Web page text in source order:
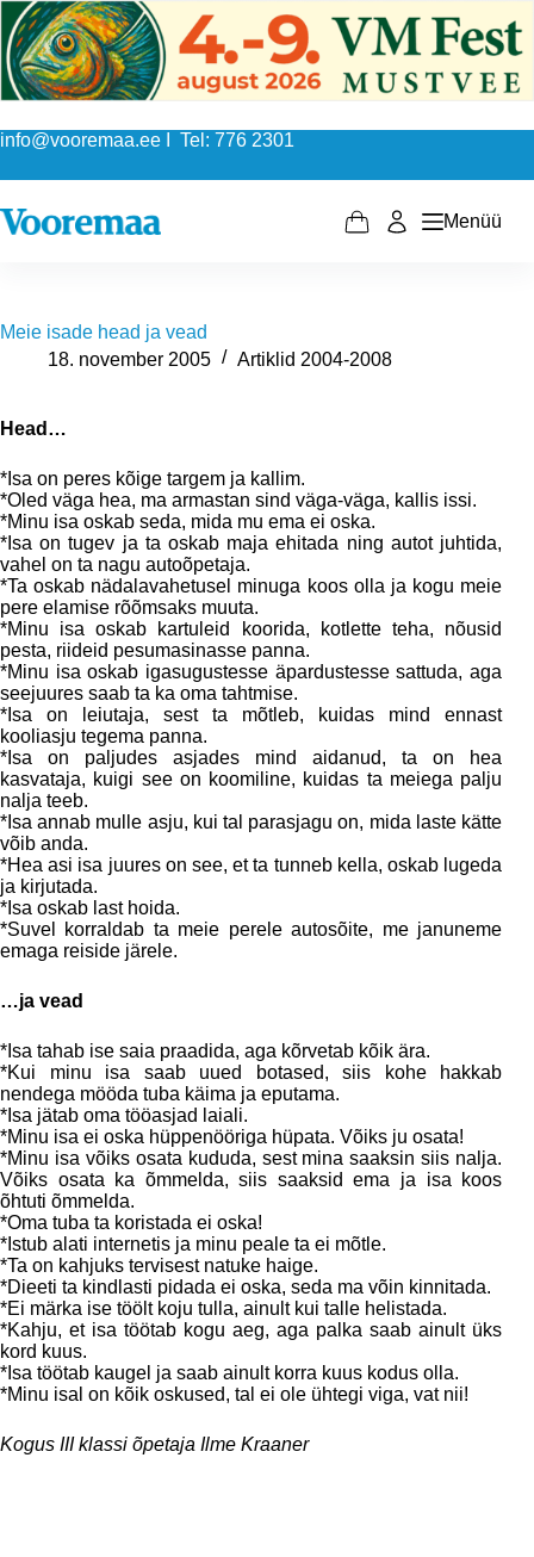
Skip
to
content
info@vooremaa.ee I Tel: 776 2301
Shopping
Menüü
Meie isade head ja vead
18. november 2005
Artiklid 2004-2008
Head…
*Isa on peres kõige targem ja kallim.
*Oled väga hea, ma armastan sind väga-väga, kallis issi.
*Minu isa oskab seda, mida mu ema ei oska.
*Isa on tugev ja ta oskab maja ehitada ning autot juhtida,
vahel on ta nagu autoõpetaja.
*Ta oskab nädalavahetusel minuga koos olla ja kogu meie
pere elamise rõõmsaks muuta.
*Minu isa oskab kartuleid koorida, kotlette teha, nõusid
pesta, riideid pesumasinasse panna.
*Minu isa oskab igasugustesse äpardustesse sattuda, aga
seejuures saab ta ka oma tahtmise.
*Isa on leiutaja, sest ta mõtleb, kuidas mind ennast
kooliasju tegema panna.
*Isa on paljudes asjades mind aidanud, ta on hea
kasvataja, kuigi see on koomiline, kuidas ta meiega palju
nalja teeb.
*Isa annab mulle asju, kui tal parasjagu on, mida laste kätte
võib anda.
*Hea asi isa juures on see, et ta tunneb kella, oskab lugeda
ja kirjutada.
*Isa oskab last hoida.
*Suvel korraldab ta meie perele autosõite, me januneme
emaga reiside järele.
…ja vead
*Isa tahab ise saia praadida, aga kõrvetab kõik ära.
*Kui minu isa saab uued botased, siis kohe hakkab
nendega mööda tuba käima ja eputama.
*Isa jätab oma tööasjad laiali.
*Minu isa ei oska hüppenööriga hüpata. Võiks ju osata!
*Minu isa võiks osata kududa, sest mina saaksin siis nalja.
Võiks osata ka õmmelda, siis saaksid ema ja isa koos
õhtuti õmmelda.
*Oma tuba ta koristada ei oska!
*Istub alati internetis ja minu peale ta ei mõtle.
*Ta on kahjuks tervisest natuke haige.
*Dieeti ta kindlasti pidada ei oska, seda ma võin kinnitada.
*Ei märka ise töölt koju tulla, ainult kui talle helistada.
*Kahju, et isa töötab kogu aeg, aga palka saab ainult üks
kord kuus.
*Isa töötab kaugel ja saab ainult korra kuus kodus olla.
*Minu isal on kõik oskused, tal ei ole ühtegi viga, vat nii!
Kogus III klassi õpetaja Ilme Kraaner